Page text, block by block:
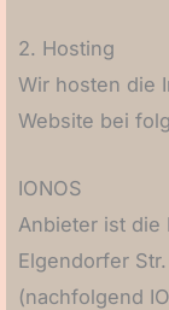
2. Hosting
Wir hosten die
Website bei
IONOS
Anbieter ist die
Elgendorfer
(nachfolgend